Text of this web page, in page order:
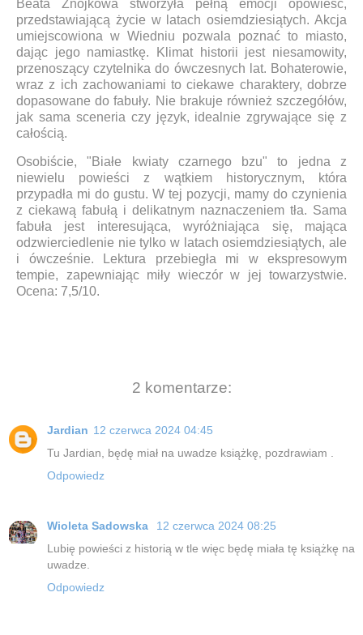
Beata Znojkowa stworzyła pełną emocji opowieść,
przedstawiającą życie w latach osiemdziesiątych. Akcja
umiejscowiona w Wiedniu pozwala poznać to miasto,
dając jego namiastkę. Klimat historii jest niesamowity,
przenoszący czytelnika do ówczesnych lat. Bohaterowie,
wraz z ich zachowaniami to ciekawe charaktery, dobrze
dopasowane do fabuły. Nie brakuje również szczegółów,
jak sama sceneria czy język, idealnie zgrywające się z
całością.
Osobiście, "Białe kwiaty czarnego bzu" to jedna z
niewielu powieści z wątkiem historycznym, która
przypadła mi do gustu. W tej pozycji, mamy do czynienia
z ciekawą fabułą i delikatnym naznaczeniem tła. Sama
fabuła jest interesująca, wyróżniająca się, mająca
odzwierciedlenie nie tylko w latach osiemdziesiątych, ale
i ówcześnie. Lektura przebiegła mi w ekspresowym
tempie, zapewniając miły wieczór w jej towarzystwie.
Ocena: 7,5/10.
2 komentarze:
Jardian 12 czerwca 2024 04:45
Tu Jardian, będę miał na uwadze książkę, pozdrawiam .
Odpowiedz
Wioleta Sadowska
12 czerwca 2024 08:25
Lubię powieści z historią w tle więc będę miała tę książkę na
uwadze.
Odpowiedz